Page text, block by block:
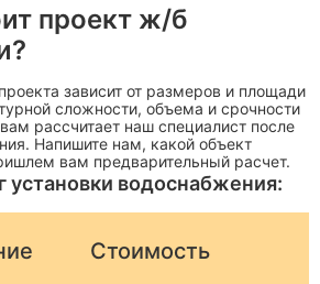
проект ж/б
зависит от размеров и площади
сложности, объема и срочности
рассчитает наш специалист после
Напишите нам, какой объект
вам предварительный расчет.
установки водоснабжения:
Стоимость